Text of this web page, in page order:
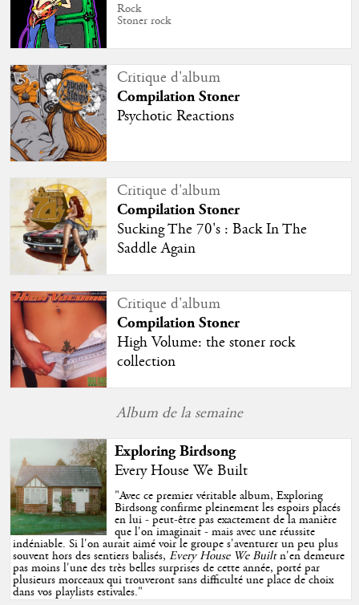
Rock
Stoner rock
Critique d'album
Compilation Stoner
Psychotic Reactions
Critique d'album
Compilation Stoner
Sucking The 70's : Back In The
Saddle Again
Critique d'album
Compilation Stoner
High Volume: the stoner rock
collection
Album de la semaine
Exploring Birdsong
Every House We Built
"Avec ce premier véritable album, Exploring
Birdsong confirme pleinement les espoirs placés
en lui - peut-être pas exactement de la manière
que l'on imaginait - mais avec une réussite
indéniable. Si l'on aurait aimé voir le groupe s'aventurer un peu plus
souvent hors des sentiers balisés,Every House We Builtn'en demeure
pas moins l'une des très belles surprises de cette année, porté par
plusieurs morceaux qui trouveront sans difficulté une place de choix
dans vos playlists estivales."